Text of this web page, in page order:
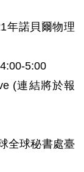
年諾貝爾物理
5:00
(連結將於報
全球秘書處臺